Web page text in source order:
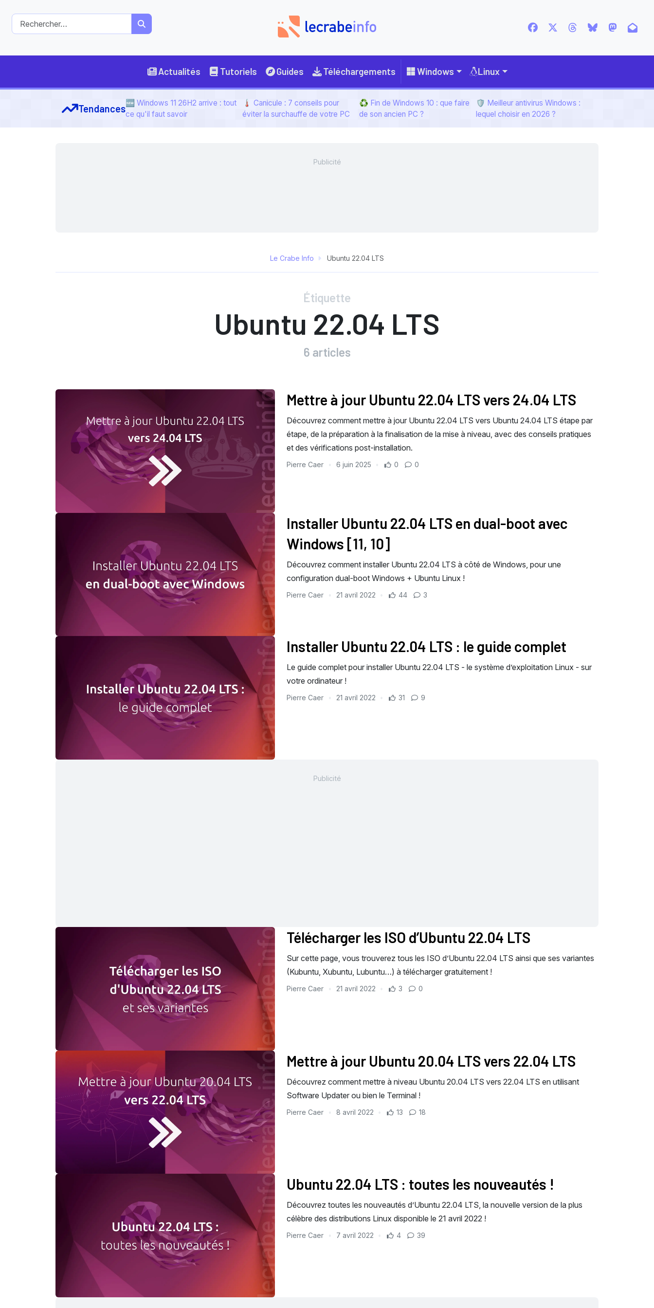
Actualités Tutoriels Guides Téléchargements Windows Linux
Tendances🆕 Windows 11 26H2 arrive : tout
ce qu'il faut savoir
🌡️ Canicule : 7 conseils pour
éviter la surchauffe de votre PC
♻️ Fin de Windows 10 : que faire
de son ancien PC ?
🛡️ Meilleur antivirus Windows :
lequel choisir en 2026 ?
Le Crabe Info Ubuntu 22.04 LTS
Étiquette
Ubuntu 22.04 LTS
6 articles
Mettre à jour Ubuntu 22.04 LTS vers 24.04 LTS
Découvrez comment mettre à jour Ubuntu 22.04 LTS vers Ubuntu 24.04 LTS étape par
étape, de la préparation à la finalisation de la mise à niveau, avec des conseils pratiques
et des vérifications post-installation.
Pierre Caer 6 juin 2025 0 0
Installer Ubuntu 22.04 LTS en dual-boot avec
Windows [11, 10]
Découvrez comment installer Ubuntu 22.04 LTS à côté de Windows, pour une
configuration dual-boot Windows + Ubuntu Linux !
Pierre Caer 21 avril 2022 44 3
Installer Ubuntu 22.04 LTS : le guide complet
Le guide complet pour installer Ubuntu 22.04 LTS - le système d’exploitation Linux - sur
votre ordinateur !
Pierre Caer 21 avril 2022 31 9
Télécharger les ISO d’Ubuntu 22.04 LTS
Sur cette page, vous trouverez tous les ISO d’Ubuntu 22.04 LTS ainsi que ses variantes
(Kubuntu, Xubuntu, Lubuntu…) à télécharger gratuitement !
Pierre Caer 21 avril 2022 3 0
Mettre à jour Ubuntu 20.04 LTS vers 22.04 LTS
Découvrez comment mettre à niveau Ubuntu 20.04 LTS vers 22.04 LTS en utilisant
Software Updater ou bien le Terminal !
Pierre Caer 8 avril 2022 13 18
Ubuntu 22.04 LTS : toutes les nouveautés !
Découvrez toutes les nouveautés d’Ubuntu 22.04 LTS, la nouvelle version de la plus
célèbre des distributions Linux disponible le 21 avril 2022 !
Pierre Caer 7 avril 2022 4 39